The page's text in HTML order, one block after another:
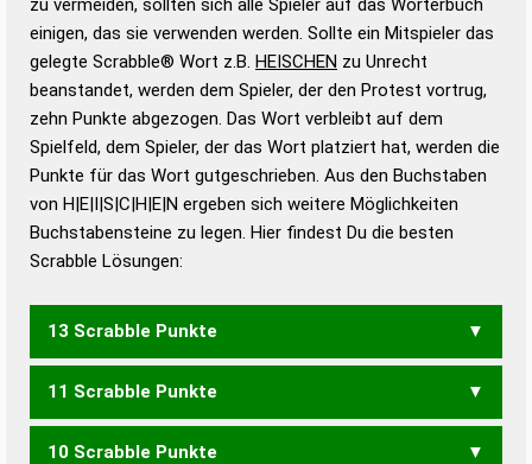
bestimmen!
zugelassene Turnier Scrabble-
Wörterbücher sind:
Duden – Standardwerk in 12 Bänden
Duden – Richtiges und gutes
Deutsch
Duden – Die deutsche Grammatik
Duden – Deutsches
zu vermeiden, sollten sich alle Spieler auf das Wörterbuch
einigen, das sie verwenden werden. Sollte ein Mitspieler das
gelegte Scrabble® Wort z.B. HEISCHEN zu Unrecht
beanstandet, werden dem Spieler, der den Protest vortrug,
zehn Punkte abgezogen. Das Wort verbleibt auf dem
Spielfeld, dem Spieler, der das Wort platziert hat, werden die
Punkte für das Wort gutgeschrieben. Aus den Buchstaben
von H|E|I|S|C|H|E|N ergeben sich weitere Möglichkeiten
Buchstabensteine zu legen. Hier findest Du die besten
Scrabble Lösungen:
13 Scrabble Punkte
HEINESCH
11 Scrabble Punkte
CHINESE EICHENS SCHEINE
10 Scrabble Punkte